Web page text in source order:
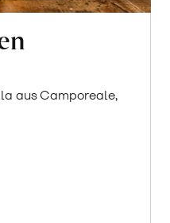
aus Camporeale,